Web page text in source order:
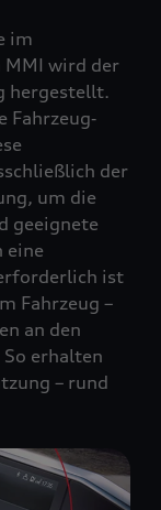
im
MMI wird der
hergestellt.
Fahrzeug‑
der
um die
geeignete
eine
ist
Fahrzeug –
an den
erhalten
– rund